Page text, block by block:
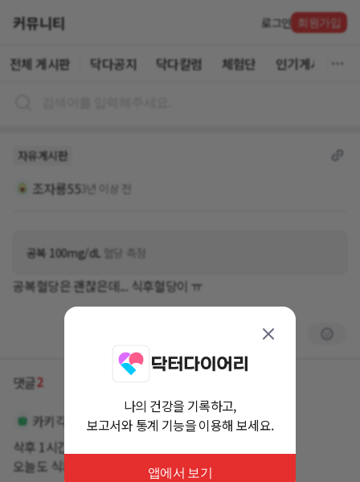
커뮤니티 로그인 회원가입
전체 게시판 닥다공지 닥다칼럼 체험단 인기게시글
자유게시판
조자룡553년 이상 전
공복 100mg/dL 혈당 측정
공복혈당은 괜찮은데... 식후혈당이 ㅠ
댓글2
카키각시 3년 이상 전
삭후 1시간까지는 방심하면 안될것 같아요
오늘도 식후 걷는 하루 되세요^^
나의 건강을 기록하고,
보고서와 통계 기능을 이용해 보세요.
앱에서 보기